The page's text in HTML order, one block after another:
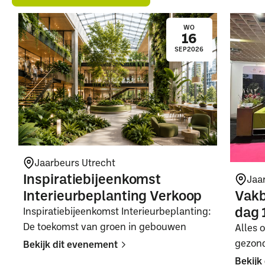
WO
16
SEP2026
Jaarbeurs Utrecht
Inspiratiebijeenkomst
Interieurbeplanting Verkoop
Inspiratiebijeenkomst Interieurbeplanting:
De toekomst van groen in gebouwen
Bekijk dit evenement
dag
Alles